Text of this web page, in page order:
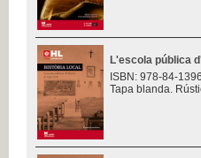
L'escola pública
ISBN: 978-84-
Tapa blanda.